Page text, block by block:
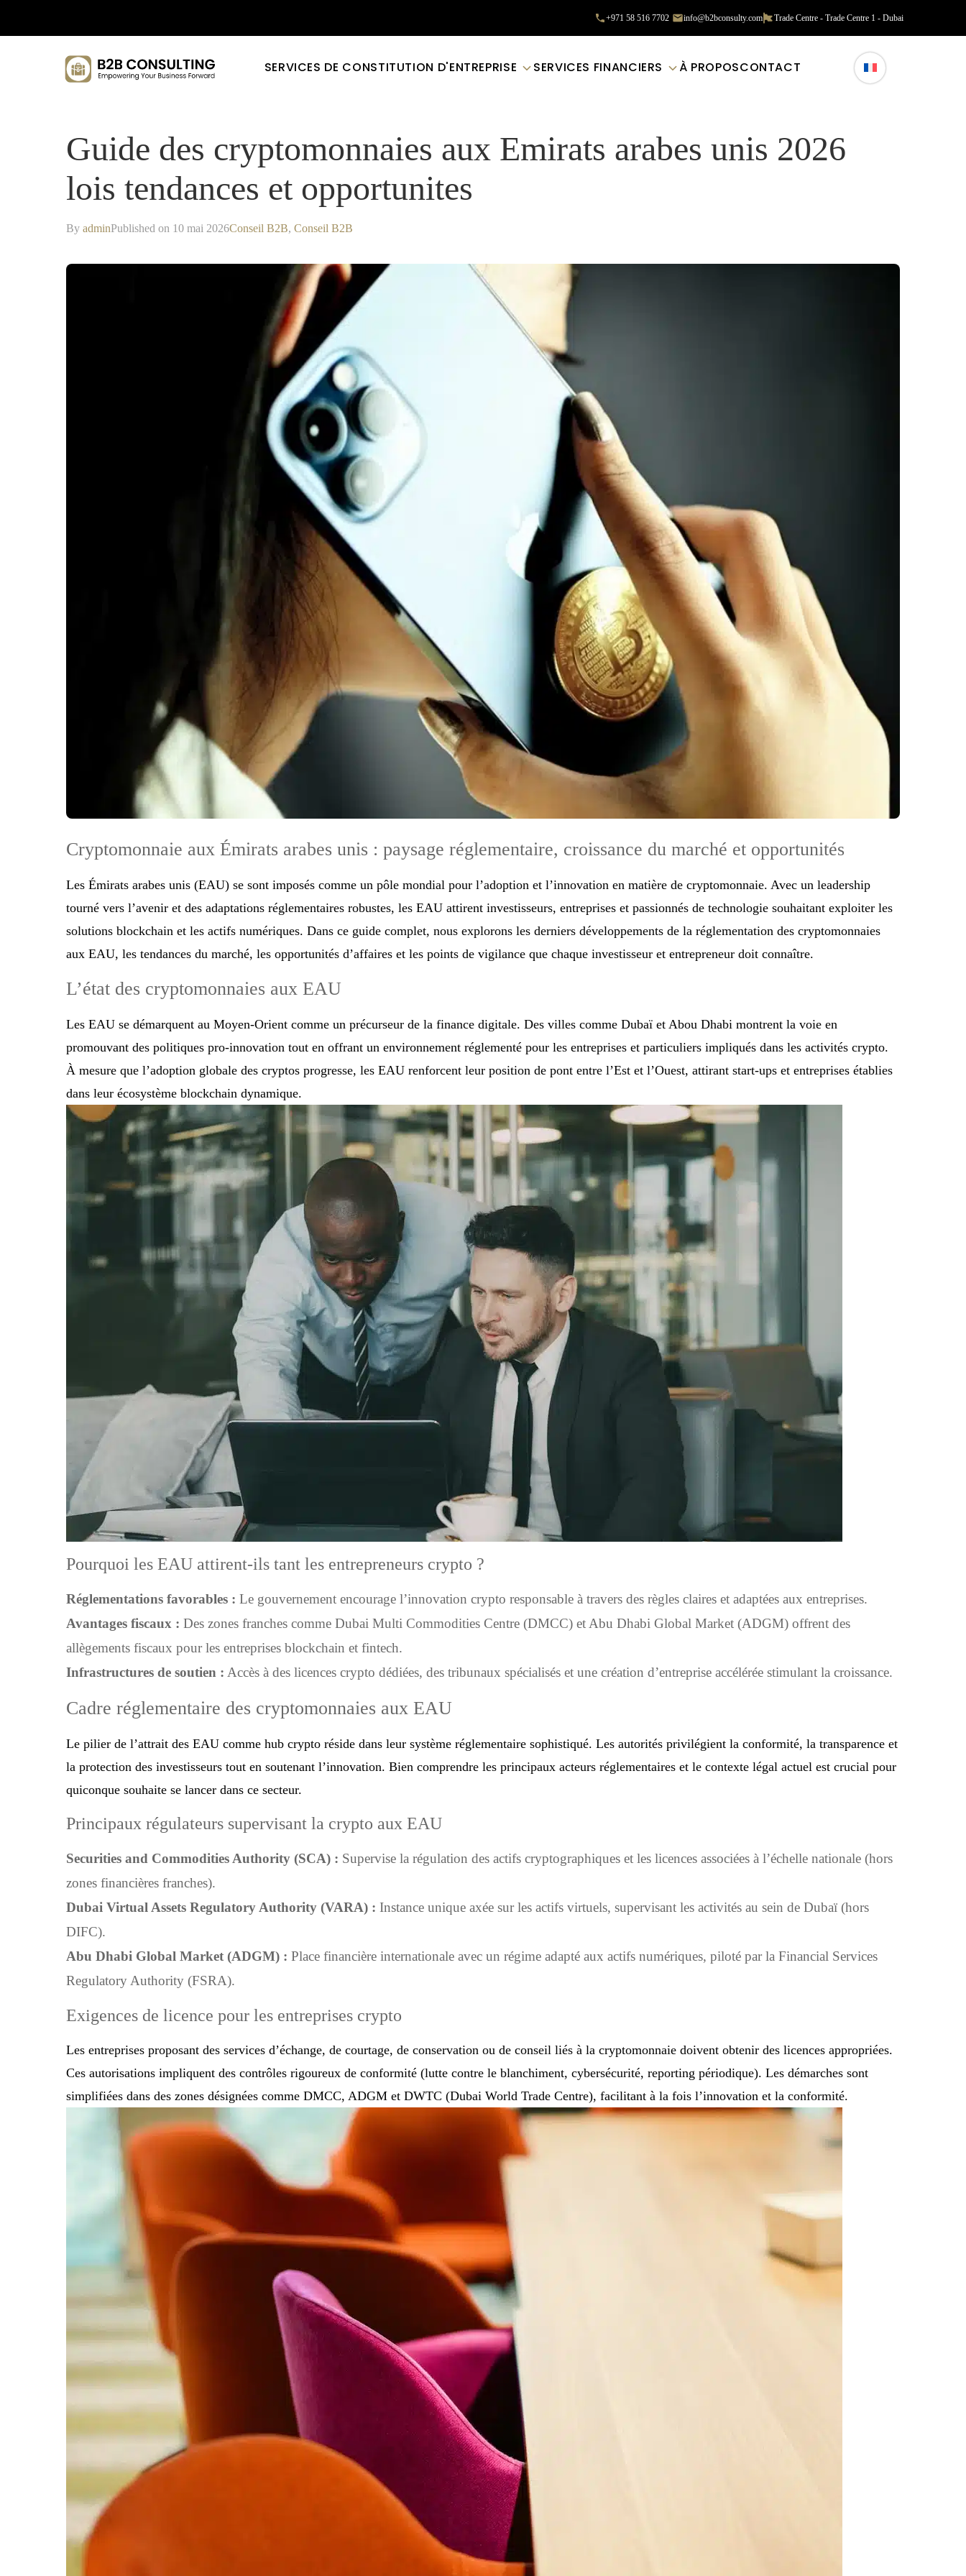
+971 58 516 7702 info@b2bconsulty.com Trade Centre - Trade Centre 1 - Dubai
SERVICES DE CONSTITUTION D'ENTREPRISE SERVICES FINANCIERS À PROPOSCONTACT
Guide des cryptomonnaies aux Emirats arabes unis 2026
lois tendances et opportunites
By adminPublished on 10 mai 2026Conseil B2B, Conseil B2B
Cryptomonnaie aux Émirats arabes unis : paysage réglementaire, croissance du marché et opportunités
Les Émirats arabes unis (EAU) se sont imposés comme un pôle mondial pour l’adoption et l’innovation en matière de cryptomonnaie. Avec un leadership
tourné vers l’avenir et des adaptations réglementaires robustes, les EAU attirent investisseurs, entreprises et passionnés de technologie souhaitant exploiter les
solutions blockchain et les actifs numériques. Dans ce guide complet, nous explorons les derniers développements de la réglementation des cryptomonnaies
aux EAU, les tendances du marché, les opportunités d’affaires et les points de vigilance que chaque investisseur et entrepreneur doit connaître.
L’état des cryptomonnaies aux EAU
Les EAU se démarquent au Moyen-Orient comme un précurseur de la finance digitale. Des villes comme Dubaï et Abou Dhabi montrent la voie en
promouvant des politiques pro-innovation tout en offrant un environnement réglementé pour les entreprises et particuliers impliqués dans les activités crypto.
À mesure que l’adoption globale des cryptos progresse, les EAU renforcent leur position de pont entre l’Est et l’Ouest, attirant start-ups et entreprises établies
dans leur écosystème blockchain dynamique.
Pourquoi les EAU attirent-ils tant les entrepreneurs crypto ?
Réglementations favorables : Le gouvernement encourage l’innovation crypto responsable à travers des règles claires et adaptées aux entreprises.
Avantages fiscaux : Des zones franches comme Dubai Multi Commodities Centre (DMCC) et Abu Dhabi Global Market (ADGM) offrent des
allègements fiscaux pour les entreprises blockchain et fintech.
Infrastructures de soutien : Accès à des licences crypto dédiées, des tribunaux spécialisés et une création d’entreprise accélérée stimulant la croissance.
Cadre réglementaire des cryptomonnaies aux EAU
Le pilier de l’attrait des EAU comme hub crypto réside dans leur système réglementaire sophistiqué. Les autorités privilégient la conformité, la transparence et
la protection des investisseurs tout en soutenant l’innovation. Bien comprendre les principaux acteurs réglementaires et le contexte légal actuel est crucial pour
quiconque souhaite se lancer dans ce secteur.
Principaux régulateurs supervisant la crypto aux EAU
Securities and Commodities Authority (SCA) : Supervise la régulation des actifs cryptographiques et les licences associées à l’échelle nationale (hors
zones financières franches).
Dubai Virtual Assets Regulatory Authority (VARA) : Instance unique axée sur les actifs virtuels, supervisant les activités au sein de Dubaï (hors
DIFC).
Abu Dhabi Global Market (ADGM) : Place financière internationale avec un régime adapté aux actifs numériques, piloté par la Financial Services
Regulatory Authority (FSRA).
Exigences de licence pour les entreprises crypto
Les entreprises proposant des services d’échange, de courtage, de conservation ou de conseil liés à la cryptomonnaie doivent obtenir des licences appropriées.
Ces autorisations impliquent des contrôles rigoureux de conformité (lutte contre le blanchiment, cybersécurité, reporting périodique). Les démarches sont
simplifiées dans des zones désignées comme DMCC, ADGM et DWTC (Dubai World Trade Centre), facilitant à la fois l’innovation et la conformité.